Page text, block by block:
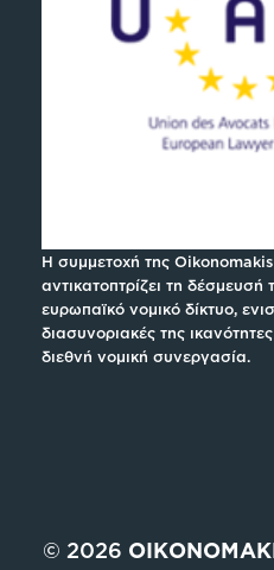
Η συμμετοχή της
αντικατοπτρίζει τη δέσμευσή
ευρωπαϊκό νομικό δίκτυο,
διασυνοριακές της
διεθνή νομική συνεργασία.
© 2026